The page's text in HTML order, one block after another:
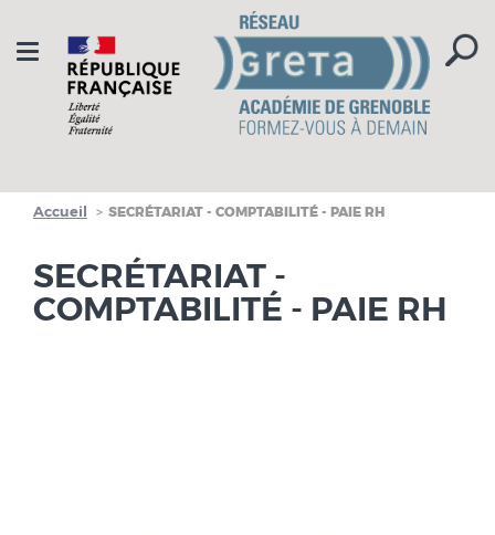
Toggle
navigation
Accueil SECRÉTARIAT - COMPTABILITÉ - PAIE RH
SECRÉTARIAT -
COMPTABILITÉ - PAIE RH